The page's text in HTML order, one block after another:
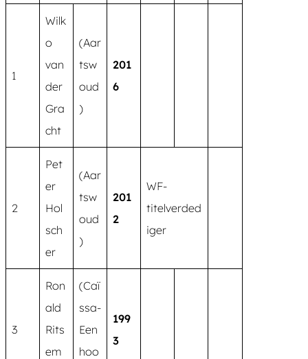
1
Wilk
o
van
der
Gra
cht
(Aar
tsw
oud
)
201
6
2
Pet
er
Hol
sch
er
(Aar
tsw
oud
)
201
2
WF-
titelverded
iger
3
Ron
ald
Rits
em
(Caï
ssa-
Een
hoo
199
3